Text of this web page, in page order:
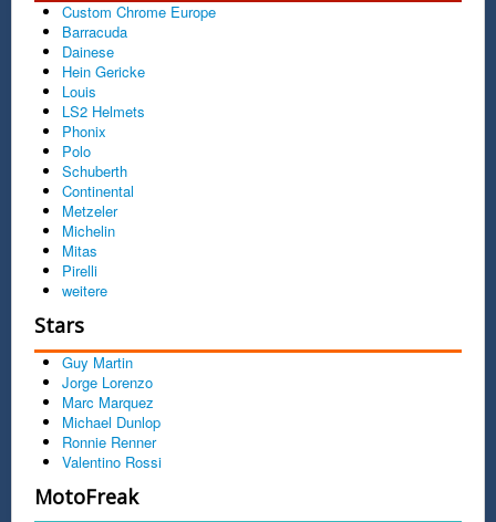
Custom Chrome Europe
Barracuda
Dainese
Hein Gericke
Louis
LS2 Helmets
Phonix
Polo
Schuberth
Continental
Metzeler
Michelin
Mitas
Pirelli
weitere
Stars
Guy Martin
Jorge Lorenzo
Marc Marquez
Michael Dunlop
Ronnie Renner
Valentino Rossi
MotoFreak